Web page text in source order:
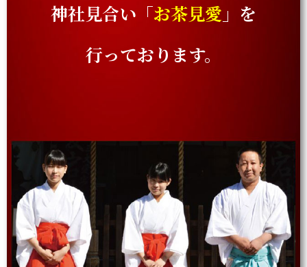
神社見合い「お茶見愛 」を
行っております。